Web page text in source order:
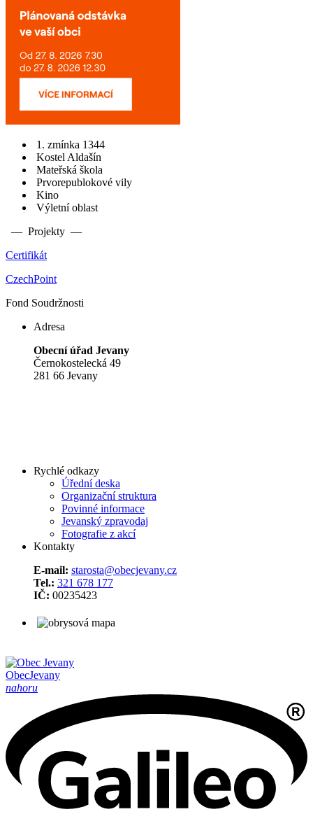
1. zmínka 1344
Kostel Aldašín
Mateřská škola
Prvorepublokové vily
Kino
Výletní oblast
— Projekty —
Certifikát
CzechPoint
Fond Soudržnosti
Adresa
Obecní úřad Jevany
Černokostelecká 49
281 66 Jevany
Rychlé odkazy
Úřední deska
Organizační struktura
Povinné informace
Jevanský zpravodaj
Fotografie z akcí
Kontakty
E-mail: starosta@obecjevany.cz
Tel.: 321 678 177
IČ: 00235423
ObecJevany
nahoru